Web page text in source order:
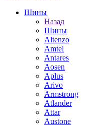
Шины
Назад
Шины
Altenzo
Amtel
Antares
Aosen
Aplus
Arivo
Armstrong
Atlander
Attar
Austone